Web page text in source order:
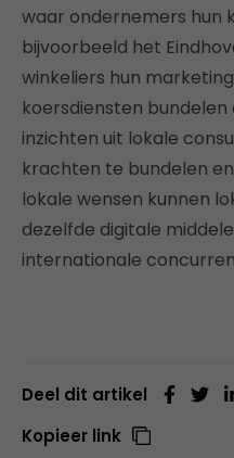
waar ondernemers hun
bijvoorbeeld het
winkeliers hun
koersdiensten
inzichten uit lokale
krachten te bundelen
lokale wensen kunnen
dezelfde digitale
internationale
Deel dit artikel
Kopieer link